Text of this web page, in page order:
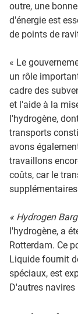
outre, une
d'énergie est
de points de
« Le
un rôle
cadre des
et l'aide à la
l'hydrogène,
transports
avons
travaillons
coûts, car le
« Hydrogen
l'hydrogène, a
Rotterdam. Ce
Liquide fournit
spéciaux, est
D'autres